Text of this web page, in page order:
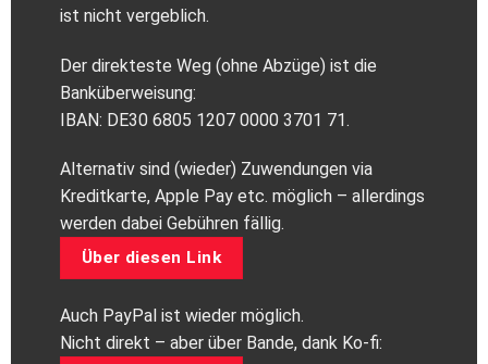
ist nicht vergeblich.
Der direkteste Weg (ohne Abzüge) ist die
Banküberweisung:
IBAN: DE30 6805 1207 0000 3701 71.
Alternativ sind (wieder) Zuwendungen via
Kreditkarte, Apple Pay etc. möglich – allerdings
werden dabei Gebühren fällig.
Über diesen Link
Auch PayPal ist wieder möglich.
Nicht direkt – aber über Bande, dank Ko-fi: